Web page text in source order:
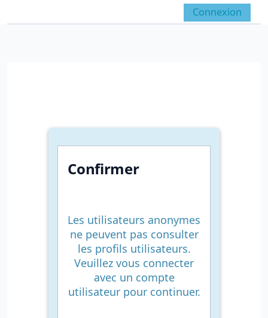
Panneau latéral
Activer/désactiver la
Connexion
Confirmer
Les utilisateurs anonymes
ne peuvent pas consulter
les profils utilisateurs.
Veuillez vous connecter
avec un compte
utilisateur pour continuer.